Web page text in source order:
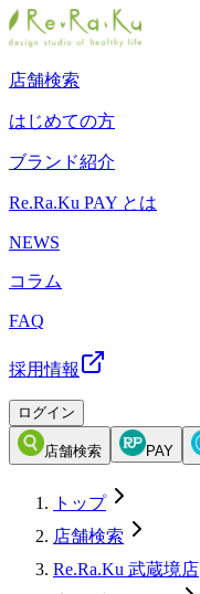
店舗検索
はじめての方
ブランド紹介
Re.Ra.Ku PAY とは
NEWS
コラム
FAQ
採用情報
ログイン
店舗検索 PAY
トップ
店舗検索
Re.Ra.Ku 武蔵境店